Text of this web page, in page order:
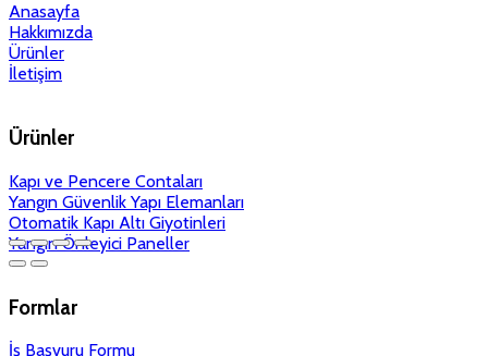
Anasayfa
Hakkımızda
Ürünler
İletişim
Ürünler
Kapı ve Pencere Contaları
Yangın Güvenlik Yapı Elemanları
Otomatik Kapı Altı Giyotinleri
Yangın Önleyici Paneller
Formlar
İş Başvuru Formu